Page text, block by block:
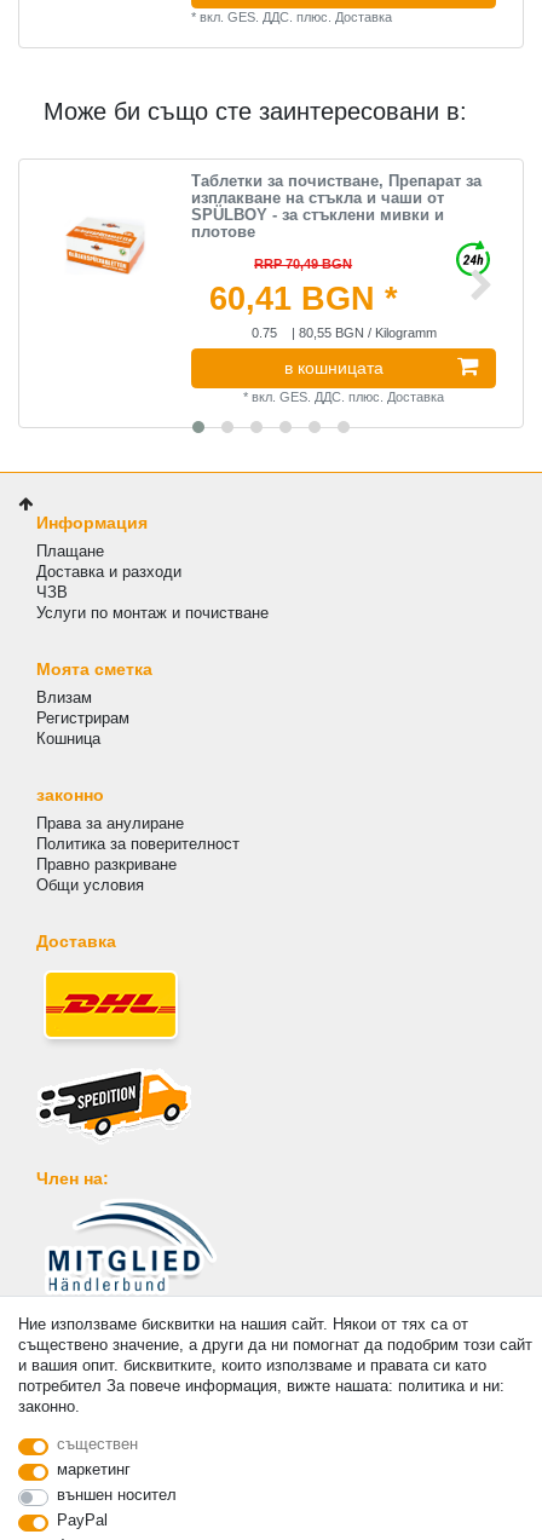
*вкл. GES. ДДС. плюс. Доставка
Може би също сте заинтересовани в:
Таблетки за почистване, Препарат за
изплакване на стъкла и чаши от
SPÜLBOY - за стъклени мивки и
плотове
RRP 70,49 BGN
60,41 BGN *
0.75 | 80,55 BGN / Kilogramm
в кошницата
* вкл. GES. ДДС. плюс. Доставка
Информация
Плащане
Доставка и разходи
ЧЗВ
Услуги по монтаж и почистване
Моята сметка
Влизам
Регистрирам
Кошница
законно
Права за анулиране
Политика за поверителност
Правно разкриване
Общи условия
Доставка
Член на:
© Copyright 2026 | Всички права запазени. - Prices incl. VAT. 19% VAT Basic prices see
article detail | * Applies to deliveries to the UK!
Ние използваме бисквитки на нашия сайт. Някои от тях са от
съществено значение, а други да ни помогнат да подобрим този сайт
и вашия опит. бисквитките, които използваме и правата си като
потребител За повече информация, вижте нашата: политика и ни:
законно.
съществен
маркетинг
външен носител
PayPal